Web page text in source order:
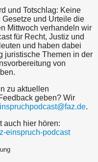
und Totschlag: Keine
und Urteile die
Mittwoch verhandeln wir
für Recht, Justiz und
und haben dabei
juristische Themen in der
von
zu aktuellen
geben? Wir
.
auch hier hören:
einspruch-podcast